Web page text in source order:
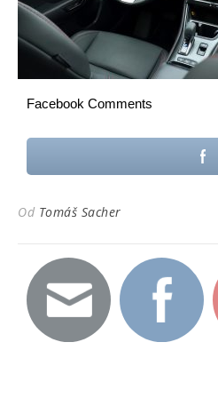
Facebook Comments
Od Tomáš Sacher